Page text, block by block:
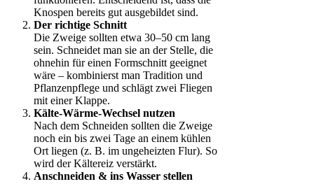
Knospen bereits gut ausgebildet sind.
Der richtige Schnitt
Die Zweige sollten etwa 30–50 cm lang
sein. Schneidet man sie an der Stelle, die
ohnehin für einen Formschnitt geeignet
wäre – kombinierst man Tradition und
Pflanzenpflege und schlägt zwei Fliegen
mit einer Klappe.
Kälte-Wärme-Wechsel nutzen
Nach dem Schneiden sollten die Zweige
noch ein bis zwei Tage an einem kühlen
Ort liegen (z. B. im ungeheizten Flur). So
wird der Kältereiz verstärkt.
Anschneiden & ins Wasser stellen